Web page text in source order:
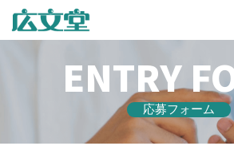
ENTRY
応募フォーム